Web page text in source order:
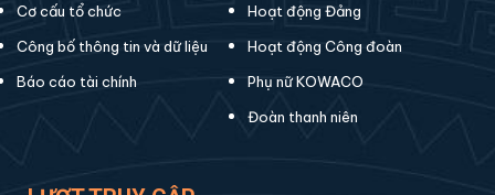
Cơ cấu tổ chức
Công bố thông tin và dữ liệu
Báo cáo tài chính
Hoạt động Đảng
Hoạt động Công đoàn
Phụ nữ KOWACO
Đoàn thanh niên